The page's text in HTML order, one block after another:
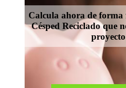
Calcula ahora de forma
Césped Reciclado que
proyecto